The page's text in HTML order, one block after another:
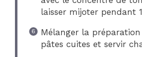
laisser mijoter pendant
Mélanger la préparation
pâtes cuites et servir